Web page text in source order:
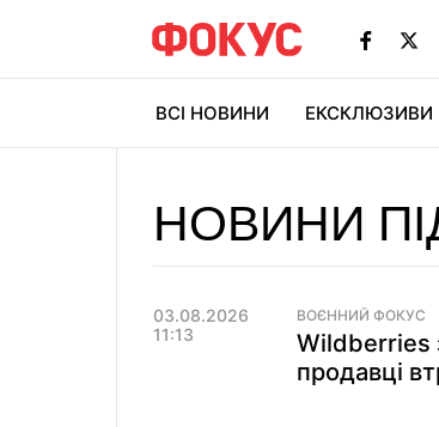
ВСІ НОВИНИ ЕКСКЛЮЗИВИ
НОВИНИ
03.08.2026
11:13
ВОЄННИЙ ФОКУС
Wildberries
продавці